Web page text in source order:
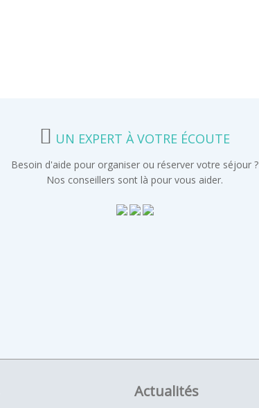
UN EXPERT À VOTRE ÉCOUTE
Besoin d'aide pour organiser ou réserver votre séjour ?
Nos conseillers sont là pour vous aider.
Actualités